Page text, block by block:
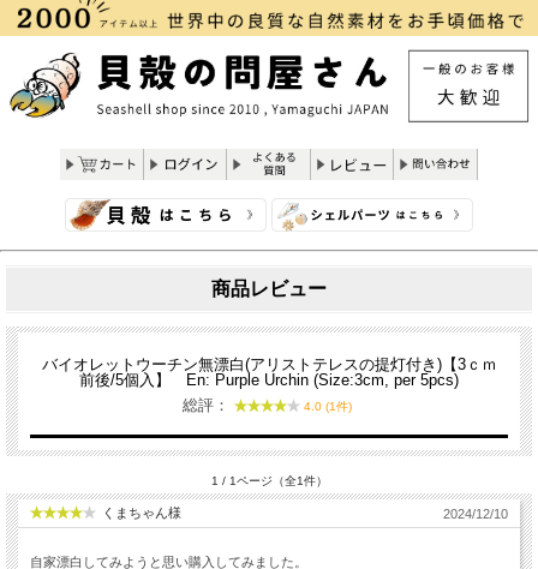
商品レビュー
バイオレットウーチン無漂白(アリストテレスの提灯付き)【3ｃｍ
前後/5個入】 En: Purple Urchin (Size:3cm, per 5pcs)
総評：
4.0 (1件)
1 / 1ページ（全1件）
くまちゃん様 2024/12/10
自家漂白してみようと思い購入してみました。